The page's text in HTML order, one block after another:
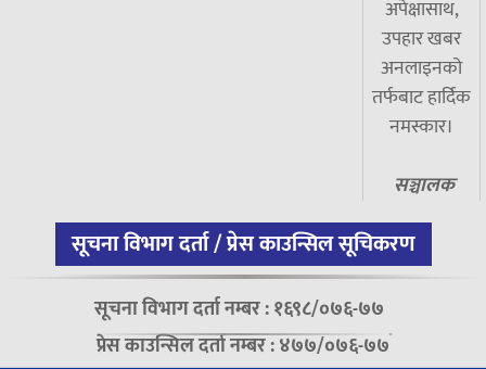
अपेक्षासाथ,
उपहार खबर
अनलाइनको
तर्फबाट हार्दिक
नमस्कार।
सञ्चालक
सूचना विभाग दर्ता / प्रेस काउन्सिल सूचिकरण
सूचना विभाग दर्ता नम्बर : १६९८/०७६-७७
प्रेस काउन्सिल दर्ता नम्बर : ४७७/०७६-७७